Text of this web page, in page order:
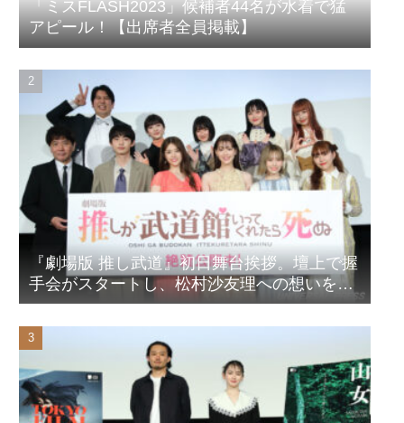
「ミスFLASH2023」候補者44名が水着で猛
アピール！【出席者全員掲載】
『劇場版 推し武道』初日舞台挨拶。壇上で握
手会がスタートし、松村沙友理への想いをア
ピール！？